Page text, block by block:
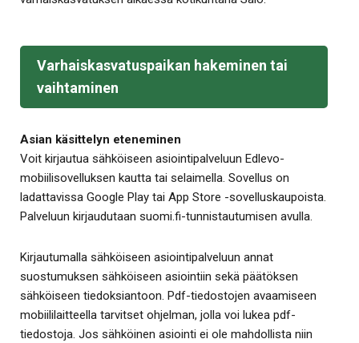
Varhaiskasvatuspaikan hakeminen tai
vaihtaminen
Asian käsittelyn eteneminen
Voit kirjautua sähköiseen asiointipalveluun Edlevo-
mobiilisovelluksen kautta tai selaimella. Sovellus on
ladattavissa Google Play tai App Store -sovelluskaupoista.
Palveluun kirjaudutaan suomi.fi-tunnistautumisen avulla.
Kirjautumalla sähköiseen asiointipalveluun annat
suostumuksen sähköiseen asiointiin sekä päätöksen
sähköiseen tiedoksiantoon. Pdf-tiedostojen avaamiseen
mobiililaitteella tarvitset ohjelman, jolla voi lukea pdf-
tiedostoja. Jos sähköinen asiointi ei ole mahdollista niin